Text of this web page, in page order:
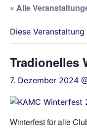
« Alle
Diese
Tradionelles
7. Dezember 2024
Winterfest für alle